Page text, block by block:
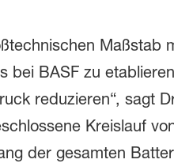
Maßstab
bei BASF zu
reduzieren“, sagt
Kreislauf
der gesamten